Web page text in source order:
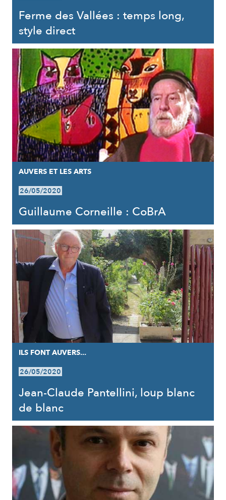
Ferme des Vallées : temps long,
style direct
AUVERS ET LES ARTS
26/05/2020
Guillaume Corneille : CoBrA
ILS FONT AUVERS...
26/05/2020
Jean-Claude Pantellini, loup blanc
de blanc